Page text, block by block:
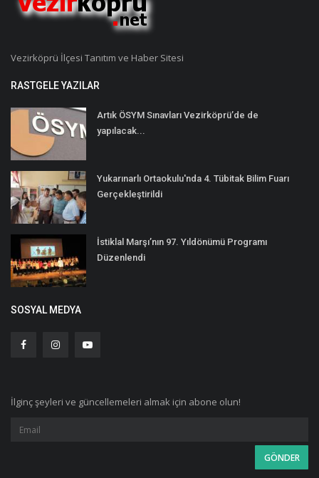
Vezirköprü İlçesi Tanıtım ve Haber Sitesi
RASTGELE YAZILAR
Artık ÖSYM Sınavları Vezirköprü’de de
yapılacak...
Yukarınarlı Ortaokulu'nda 4. Tübitak Bilim Fuarı
Gerçekleştirildi
İstiklal Marşı’nın 97. Yıldönümü Programı
Düzenlendi
SOSYAL MEDYA
İlginç şeyleri ve güncellemeleri almak için abone olun!